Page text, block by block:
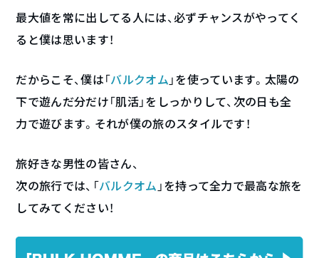
最大値を常に出してる人には、必ずチャンスがやってく
ると僕は思います！
だからこそ、僕は「バルクオム 」を使っています。太陽の
下で遊んだ分だけ「肌活」をしっかりして、次の日も全
力で遊びます。それが僕の旅のスタイルです！
旅好きな男性の皆さん、
次の旅行では、「バルクオム 」を持って全力で最高な旅を
してみてください！